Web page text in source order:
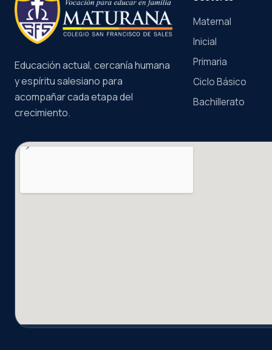
Educación actual, cercanía humana
y espíritu salesiano para
acompañar cada etapa del
crecimiento.
Maternal
Inicial
Primaria
Ciclo Básico
Bachillerato